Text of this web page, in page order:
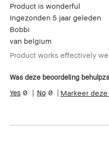
Product is wonderful
Ingezonden 5 jaar geleden
Bobbi
van belgium
Product works effectively
Was deze beoordeling
0 0 Markeer